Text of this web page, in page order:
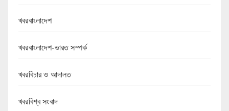
খবরবাংলাদেশ
খবরবাংলাদেশ-ভারত সম্পর্ক
খবরবিচার ও আদালত
খবরবিশ্ব সংবাদ